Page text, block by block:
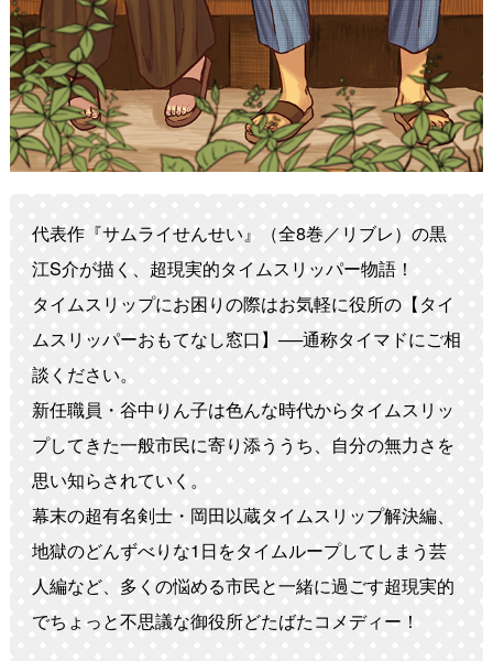
代表作『サムライせんせい』（全8巻／リブレ）の黒
江S介が描く、超現実的タイムスリッパー物語！
タイムスリップにお困りの際はお気軽に役所の【タイ
ムスリッパーおもてなし窓口】──通称タイマドにご相
談ください。
新任職員・谷中りん子は色んな時代からタイムスリッ
プしてきた一般市民に寄り添ううち、自分の無力さを
思い知らされていく。
幕末の超有名剣士・岡田以蔵タイムスリップ解決編、
地獄のどんずべりな1日をタイムループしてしまう芸
人編など、多くの悩める市民と一緒に過ごす超現実的
でちょっと不思議な御役所どたばたコメディー！